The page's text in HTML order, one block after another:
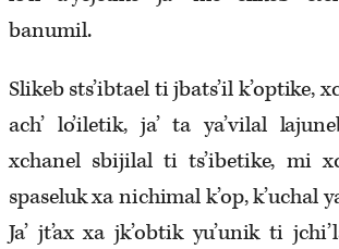
banumil.
Slikeb sts’ibtael ti jbats’il k’optike,
ach’ lo’iletik, ja’ ta ya’vilal
xchanel sbijilal ti ts’ibetike, mi
spaseluk xa nichimal k’op, k’uchal
Ja’ jt’ax xa jk’obtik yu’unik ti